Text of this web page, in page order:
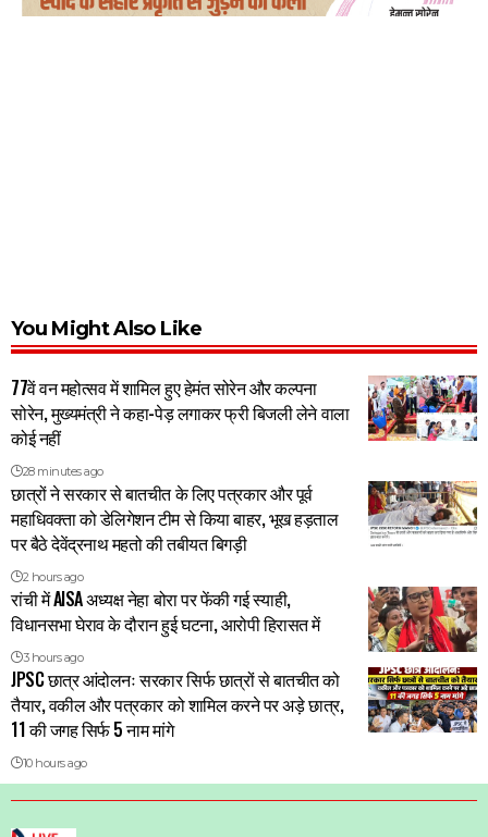
You Might Also Like
77वें वन महोत्सव में शामिल हुए हेमंत सोरेन और कल्पना
सोरेन, मुख्यमंत्री ने कहा-पेड़ लगाकर फ्री बिजली लेने वाला
कोई नहीं
28 minutes ago
छात्रों ने सरकार से बातचीत के लिए पत्रकार और पूर्व
महाधिवक्ता को डेलिगेशन टीम से किया बाहर, भूख हड़ताल
पर बैठे देवेंद्रनाथ महतो की तबीयत बिगड़ी
2 hours ago
रांची में AISA अध्यक्ष नेहा बोरा पर फेंकी गई स्याही,
विधानसभा घेराव के दौरान हुई घटना, आरोपी हिरासत में
3 hours ago
JPSC छात्र आंदोलनः सरकार सिर्फ छात्रों से बातचीत को
तैयार, वकील और पत्रकार को शामिल करने पर अड़े छात्र,
11 की जगह सिर्फ 5 नाम मांगे
10 hours ago